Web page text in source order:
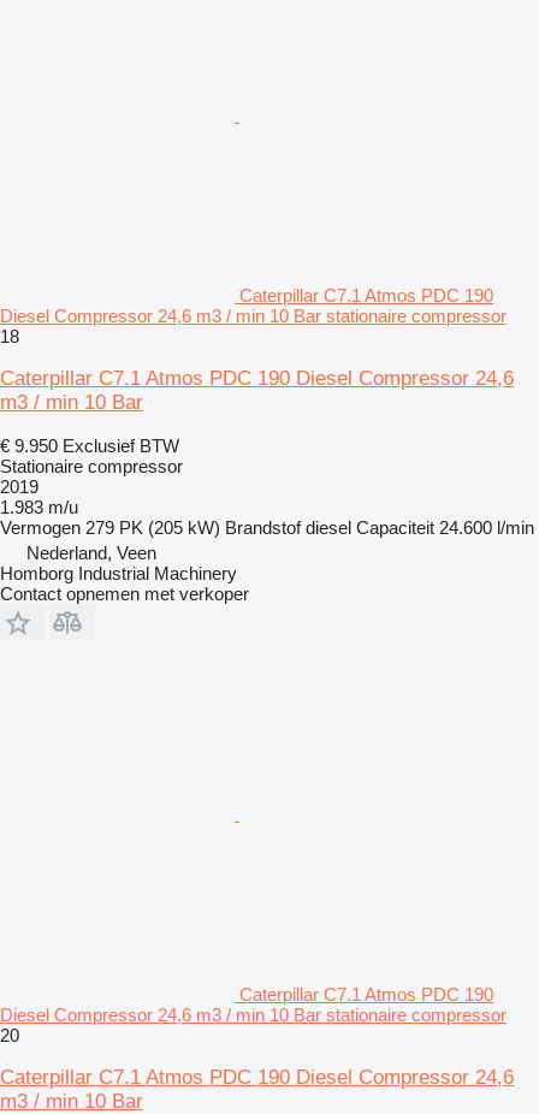
Caterpillar C7.1 Atmos PDC 190
Diesel Compressor 24,6 m3 / min 10 Bar stationaire compressor
18
Caterpillar C7.1 Atmos PDC 190 Diesel Compressor 24,6
m3 / min 10 Bar
€ 9.950 Exclusief BTW
Stationaire compressor
2019
1.983 m/u
Vermogen 279 PK (205 kW) Brandstof diesel Capaciteit 24.600 l/min
Nederland, Veen
Homborg Industrial Machinery
Contact opnemen met verkoper
Caterpillar C7.1 Atmos PDC 190
Diesel Compressor 24,6 m3 / min 10 Bar stationaire compressor
20
Caterpillar C7.1 Atmos PDC 190 Diesel Compressor 24,6
m3 / min 10 Bar